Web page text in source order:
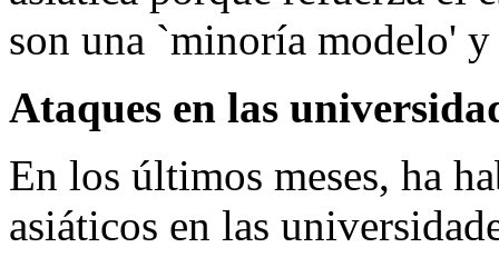
son una `minoría modelo'
Ataques en las
En los últimos meses, ha
asiáticos en las